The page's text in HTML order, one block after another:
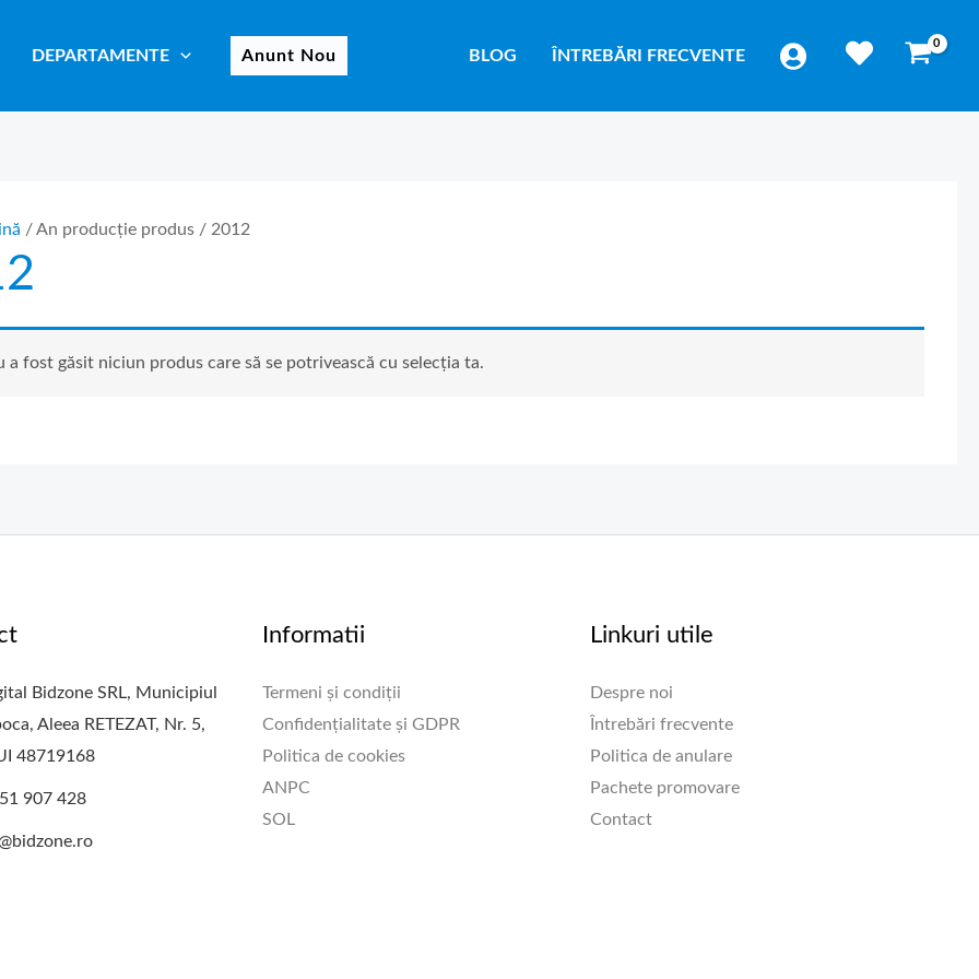
DEPARTAMENTE Anunt Nou BLOG ÎNTREBĂRI FRECVENTE
/ An producție produs / 2012
a fost găsit niciun produs care să se potrivească cu selecția ta.
Bidzone SRL, Municipiul
Aleea RETEZAT, Nr. 5,
48719168
907 428
Informatii
Termeni și condiții
Confidențialitate și GDPR
Politica de cookies
ANPC
SOL
Linkuri utile
Despre noi
Întrebări frecvente
Politica de anulare
Pachete promovare
Contact